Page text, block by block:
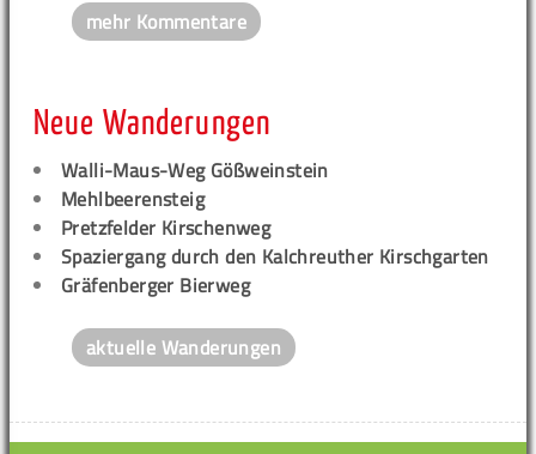
mehr Kommentare
Neue Wanderungen
Walli-Maus-Weg Gößweinstein
Mehlbeerensteig
Pretzfelder Kirschenweg
Spaziergang durch den Kalchreuther Kirschgarten
Gräfenberger Bierweg
aktuelle Wanderungen